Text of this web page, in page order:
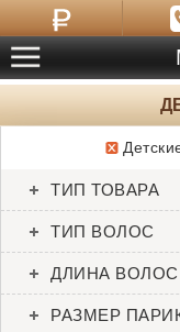
ТИП ТОВАРА
ТИП ВОЛОС
ДЛИНА ВОЛОС
РАЗМЕР
Anne Nature
Ellen Wille